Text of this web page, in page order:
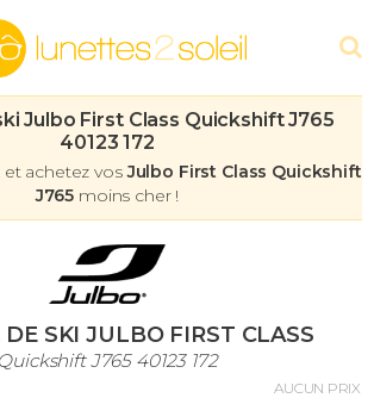
Julbo First Class Quickshift J765
40123 172
et achetez vosJulbo First Class Quickshift
J765 moins cher !
DE SKI JULBO FIRST CLASS
Quickshift J765 40123 172
AUCUN PRIX